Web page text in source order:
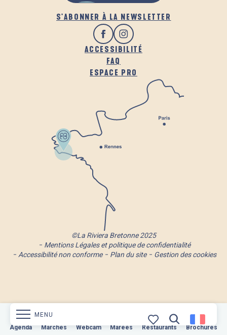
Agenda Marchés
Marchés Webcam
Webcam Marées
Marées Restaurants
Restaurants Brochures
Brochures
MENU
Recherche
S'ABONNER À LA NEWSLETTER
ACCESSIBILITÉ
FAQ
ESPACE PRO
©La Riviera Bretonne 2025
Mentions Légales et politique de confidentialité
Accessibilité non conforme
Plan du site Gestion des cookies